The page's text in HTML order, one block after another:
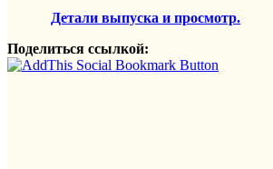
Детали выпуска и просмотр.
Поделиться ссылкой: